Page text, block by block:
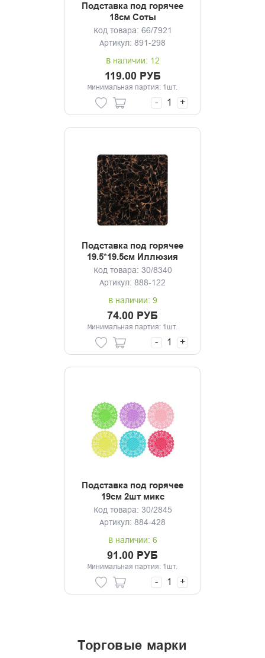
Подставка под горячее
18см Соты
Код товара: 66/7921
Артикул: 891-298
В наличии: 12
119.00 РУБ
Минимальная партия: 1шт.
- +
Подставка под горячее
19.5*19.5см Иллюзия
Код товара: 30/8340
Артикул: 888-122
В наличии: 9
74.00 РУБ
Минимальная партия: 1шт.
- +
Подставка под горячее
19см 2шт микс
Код товара: 30/2845
Артикул: 884-428
В наличии: 6
91.00 РУБ
Минимальная партия: 1шт.
- +
торговые марки